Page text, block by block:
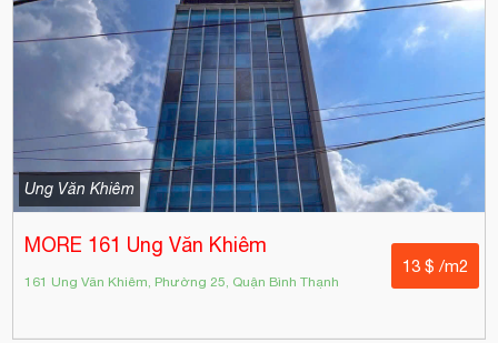
Ung Văn Khiêm
MORE 161 Ung Văn Khiêm
161 Ung Văn Khiêm, Phường 25, Quận Bình Thạnh
13 $ /m2